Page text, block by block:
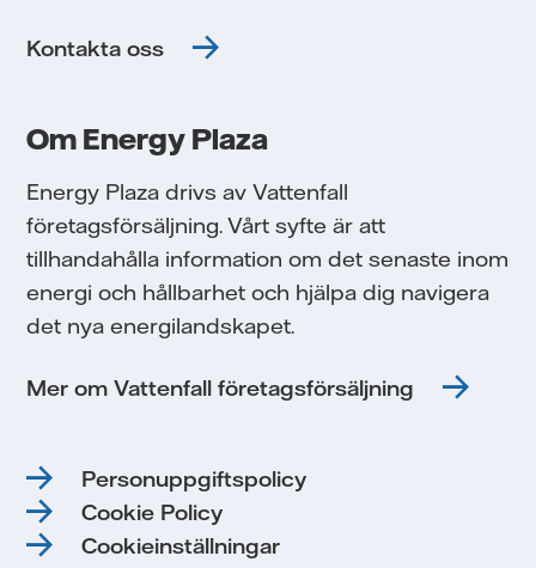
Kontakta oss
Om Energy Plaza
Energy Plaza drivs av Vattenfall
företagsförsäljning. Vårt syfte är att
tillhandahålla information om det senaste inom
energi och hållbarhet och hjälpa dig navigera
det nya energilandskapet.
Mer om Vattenfall företagsförsäljning
Personuppgiftspolicy
Cookie Policy
Cookieinställningar